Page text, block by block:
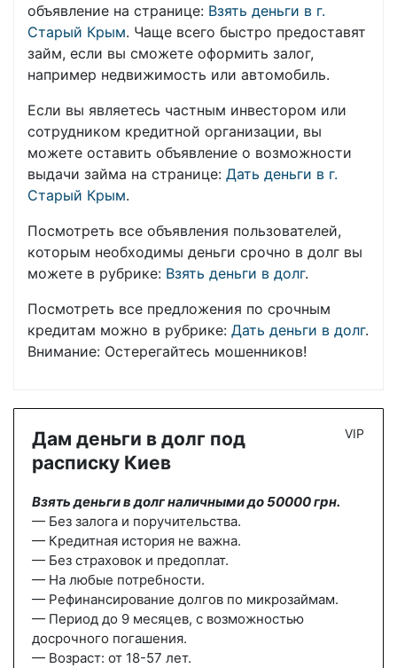
объявление на странице: Взять деньги в г.
Старый Крым. Чаще всего быстро предоставят
займ, если вы сможете оформить залог,
например недвижимость или автомобиль.
Если вы являетесь частным инвестором или
сотрудником кредитной организации, вы
можете оставить объявление о возможности
выдачи займа на странице: Дать деньги в г.
Старый Крым.
Посмотреть все объявления пользователей,
которым необходимы деньги срочно в долг вы
можете в рубрике: Взять деньги в долг.
Посмотреть все предложения по срочным
кредитам можно в рубрике: Дать деньги в долг.
Внимание: Остерегайтесь мошенников!
Дам деньги в долг под
расписку Киев
Взять деньги в долг наличными до 50000 грн.
— Без залога и поручительства.
— Кредитная история не важна.
— Без страховок и предоплат.
— На любые потребности.
— Рефинансирование долгов по микрозаймам.
— Период до 9 месяцев, с возможностью
досрочного погашения.
— Возраст: от 18-57 лет.
VIP